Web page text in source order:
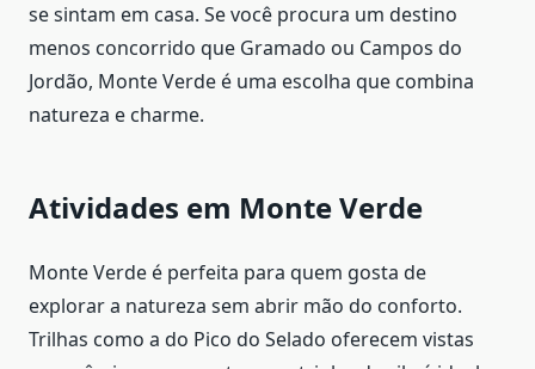
se sintam em casa. Se você procura um destino
menos concorrido que Gramado ou Campos do
Jordão, Monte Verde é uma escolha que combina
natureza e charme.
Atividades em Monte Verde
Monte Verde é perfeita para quem gosta de
explorar a natureza sem abrir mão do conforto.
Trilhas como a do Pico do Selado oferecem vistas